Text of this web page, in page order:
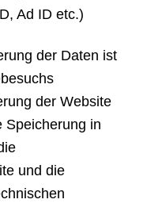
Ad ID etc.)
der Daten ist
der Website
Speicherung in
und die